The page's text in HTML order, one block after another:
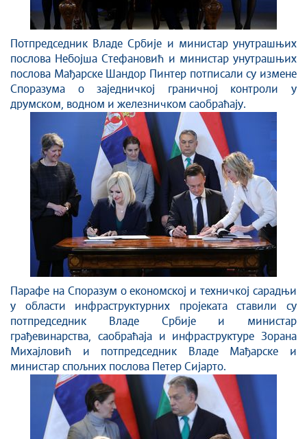
Потпредседник Владе Србије и министар унутрашњих
послова Небојша Стефановић и министар унутрашњих
послова Мађарске Шандор Пинтер потписали су измене
Споразума о заједничкој граничној контроли у
друмском, водном и железничком саобраћају.
Парафе на Споразум о економској и техничкој сарадњи
у области инфраструктурних пројеката ставили су
потпредседник Владе Србије и министар
грађевинарства, саобраћаја и инфраструктуре Зорана
Михајловић и потпредседник Владе Мађарске и
министар спољних послова Петер Сијарто.